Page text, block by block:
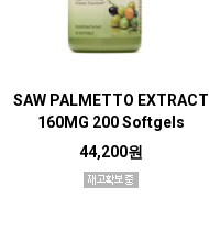
SAW PALMETTO EXTRACT
160MG 200 Softgels
44,200원